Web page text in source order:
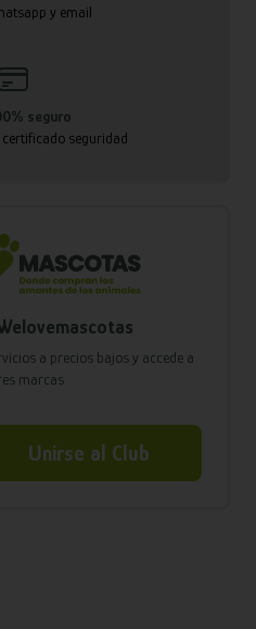
y email
seguro
seguridad
a precios bajos y accede a
marcas
Unirse al Club